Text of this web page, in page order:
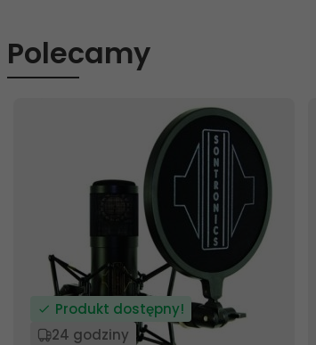
Polecamy
Produkt dostępny!
24 godziny